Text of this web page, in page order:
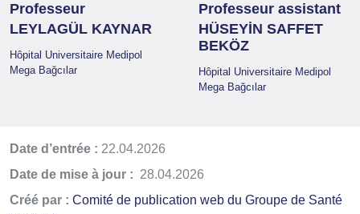
Professeur
LEYLAGÜL KAYNAR
Hôpital Universitaire Medipol
Mega Bağcılar
Professeur assistant
HÜSEYİN SAFFET
BEKÖZ
Hôpital Universitaire Medipol
Mega Bağcılar
Date d’entrée : 22.04.2026
Date de mise à jour : 28.04.2026
Créé par : Comité de publication web du Groupe de Santé